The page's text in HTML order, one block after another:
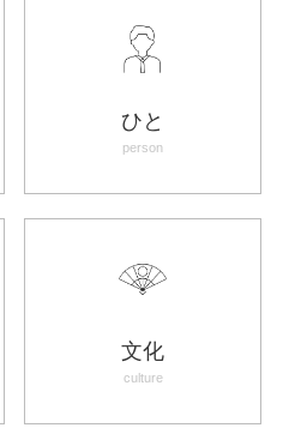
ひと
person
文化
culture